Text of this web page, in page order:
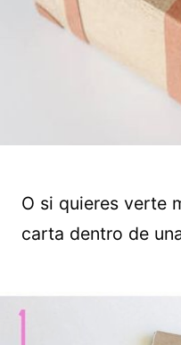
O si quieres verte
carta dentro de